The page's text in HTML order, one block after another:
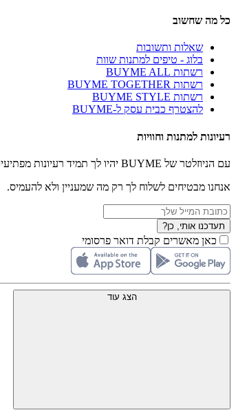
כל מה שחשוב
שאלות ותשובות
בלוג - טיפים למתנות שוות
רשתות BUYME ALL
רשתות BUYME TOGETHER
רשתות BUYME STYLE
להצטרף כבית עסק ל-BUYME
רעיונות למתנות וחוויות
עם הניוזלטר של BUYME יהיו לך תמיד רעיונות מפתיעים למתנות וחוויות.
אנחנו מבטיחים לשלוח לך רק מה שמעניין ולא להעמיס.
תעדכנו אותי, כן?
כאן מאשרים קבלת דואר פרסומי
הצג עוד